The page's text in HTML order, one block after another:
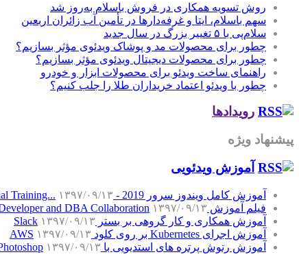
روش تسویه همکاری در فروش باسلام به‌روز شد
سهم باسلام، ایتا و غرفه‌دارها در تأمین آب زائران اربعین
سلام‌پی با ۵ تغییر بزرگ در سال جدید
چطور برای محصولات مد و پوشاک ویدئوی مؤثر بسازیم؟
چطور برای محصولات دیجیتال ویدئوی مؤثر بسازیم؟
راهنمای ساخت ویدئو برای محصولات ابزار و خودرو
چطور با ویدئو اعتماد خریداران طلا را جلب کنیم؟
رویدادها
پیشنهاد ویژه
آموزش‌ ویدئویی
آموزش کامل ویندوز سرور 2019 - Windows Server 2019 Essential Training...
۱۳۹۷/۰۹/۱۳
فیلم آموزش SQL Server: Developer and DBA Collaboration ۱۳۹۷/۰۹/۱۳
آموزش همکاری و کار گروهی بر بستر Slack ۱۳۹۷/۰۹/۱۳
آموزش اجرای Kubernetes بر روی کلود AWS
۱۳۹۷/۰۹/۱۳
آموزش رتوش پرتره های استدیویی با Photoshop ۱۳۹۷/۰۹/۱۳